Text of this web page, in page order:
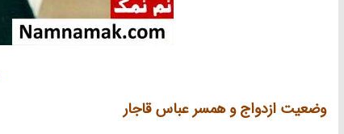
وضعیت ازدواج و همسر عباس قاجار